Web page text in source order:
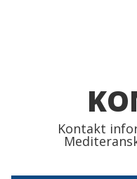
Kontakt